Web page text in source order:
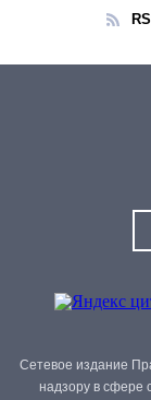
Сетевое издание
надзору в сфере